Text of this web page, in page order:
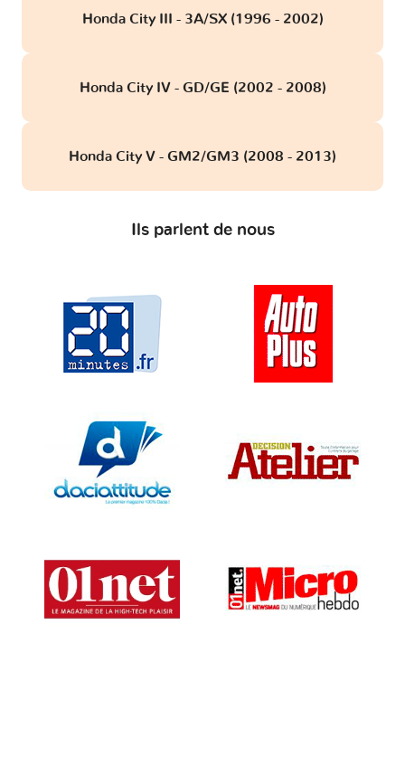
Honda City III - 3A/SX (1996 - 2002)
Honda City IV - GD/GE (2002 - 2008)
Honda City V - GM2/GM3 (2008 - 2013)
Ils parlent de nous